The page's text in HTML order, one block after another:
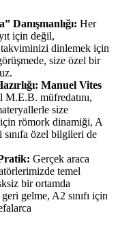
Danışmanlığı: Her
için değil,
dinlemek için
size özel bir
Manuel Vites
müfredatını,
size
römork dinamiği, A
özel bilgileri de
Gerçek araca
temel
bir ortamda
gelme, A2 sınıfı için